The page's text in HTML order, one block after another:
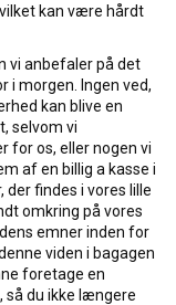
kan være hårdt
vi anbefaler på det
i morgen. Ingen ved,
kan blive en
selvom vi
for os, eller nogen vi
af en billig a kasse i
der findes i vores lille
omkring på vores
emner inden for
viden i bagagen
foretage en
så du ikke længere